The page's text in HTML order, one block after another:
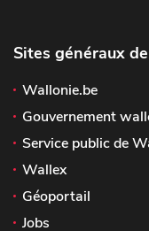
Sites généraux
Wallonie.be
Gouvernement
Service public de
Wallex
Géoportail
Jobs